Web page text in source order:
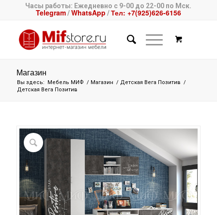
Часы работы: Ежедневно с 9-00 до 22-00 по Мск.
Telegram/WhatsApp /Тел: +7(925)626-6156
Магазин
Вы здесь: Мебель МИФ / Магазин / Детская Вега Позитив /
Детская Вега Позитив